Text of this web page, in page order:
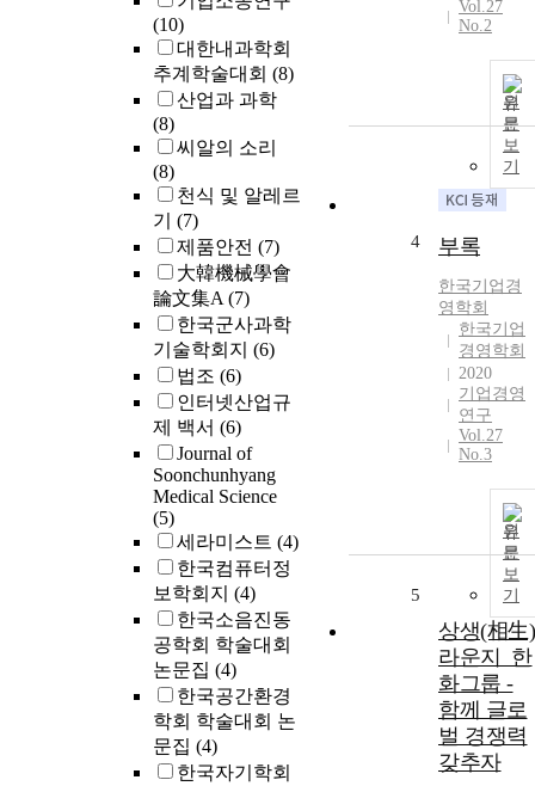
(10)
대한내과학회
추계학술대회 (8)
산업과 과학
(8)
씨알의 소리
(8)
천식 및 알레르
기 (7)
제품안전 (7)
大韓機械學會
論文集A(7)
한국군사과학
기술학회지 (6)
법조 (6)
인터넷산업규
제 백서 (6)
Journal of
Soonchunhyang
Medical Science
(5)
세라미스트 (4)
한국컴퓨터정
보학회지 (4)
한국소음진동
공학회 학술대회
논문집 (4)
한국공간환경
학회 학술대회 논
문집 (4)
한국자기학회
Vol.27
No.2
원
문
보
기
4 부록
한국기업 경
영학회
한국기업
경영학회
2020
기업경영
연구
Vol.27
No.3
원
문
보
기
5
상생(相生)
라운지_한
화그룹 -
함께 글로
벌 경쟁력
갖추자